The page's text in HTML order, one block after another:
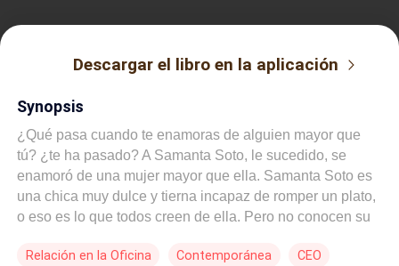
Descargar el libro en la aplicación
Synopsis
¿Qué pasa cuando te enamoras de alguien mayor que
tú? ¿te ha pasado? A Samanta Soto, le sucedido, se
enamoró de una mujer mayor que ella. Samanta Soto es
una chica muy dulce y tierna incapaz de romper un plato,
o eso es lo que todos creen de ella. Pero no conocen su
flote gracias a Angie Arenas. Angie Arenas es una chica
Relación en la Oficina Contemporánea CEO